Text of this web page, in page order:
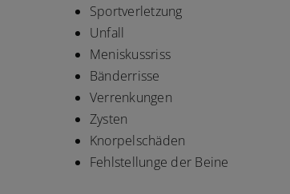
Sportverletzung
Unfall
Meniskussriss
Bänderrisse
Verrenkungen
Zysten
Knorpelschäden
Fehlstellunge der Beine